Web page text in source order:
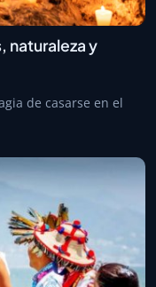
naturaleza y
de casarse en el